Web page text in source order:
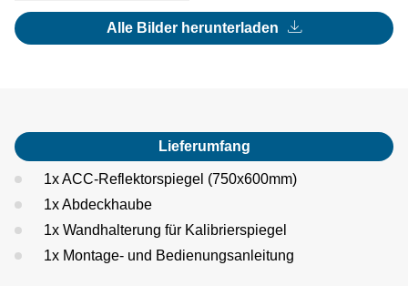
Alle Bilder herunterladen
Lieferumfang
1x ACC-Reflektorspiegel (750x600mm)
1x Abdeckhaube
1x Wandhalterung für Kalibrierspiegel
1x Montage- und Bedienungsanleitung